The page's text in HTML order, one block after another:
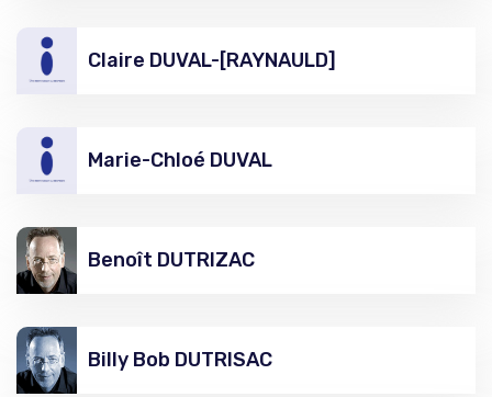
Claire DUVAL-[RAYNAULD]
Marie-Chloé DUVAL
Benoît DUTRIZAC
Billy Bob DUTRISAC